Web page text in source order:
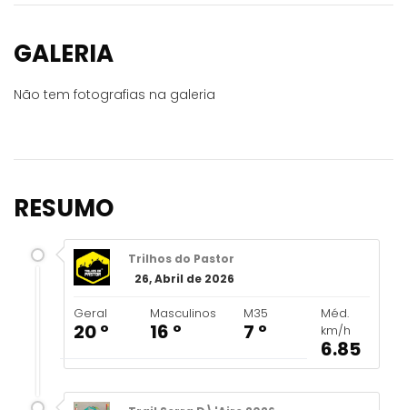
GALERIA
Não tem fotografias na galeria
RESUMO
Trilhos do Pastor
26, Abril de 2026
Geral
20 º
Masculinos
16 º
M35
7 º
Méd.
km/h
6.85